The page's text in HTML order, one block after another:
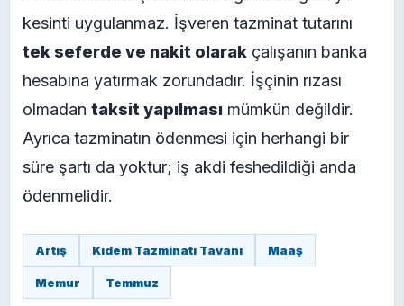
kesinti uygulanmaz. İşveren tazminat tutarını
tek seferde ve nakit olarak çalışanın banka
hesabına yatırmak zorundadır. İşçinin rızası
olmadan taksit yapılması mümkün değildir.
Ayrıca tazminatın ödenmesi için herhangi bir
süre şartı da yoktur; iş akdi feshedildiği anda
ödenmelidir.
Artış Kıdem Tazminatı Tavanı Maaş
Memur Temmuz